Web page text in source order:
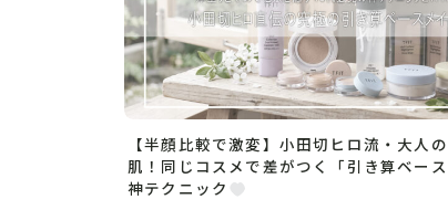
【半顔比較で激変】小田切ヒロ流・大人
肌！同じコスメで差がつく「引き算ベース
神テクニック